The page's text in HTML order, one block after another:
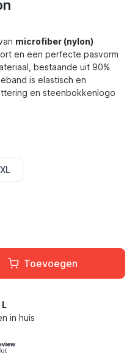
microfiber (nylon)
en een perfecte pasvorm
bestaande uit 90%
is elastisch en
en steenbokkenlogo
Toevoegen
L
in huis